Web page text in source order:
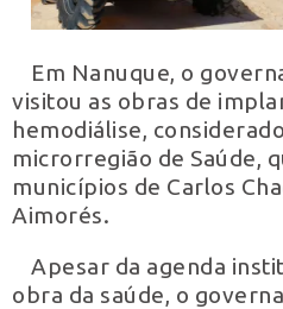
Em Nanuque, o
visitou as obras de
hemodiálise,
microrregião de Saúde,
municípios de Carlos
Aimorés.
Apesar da agenda
obra da saúde, o